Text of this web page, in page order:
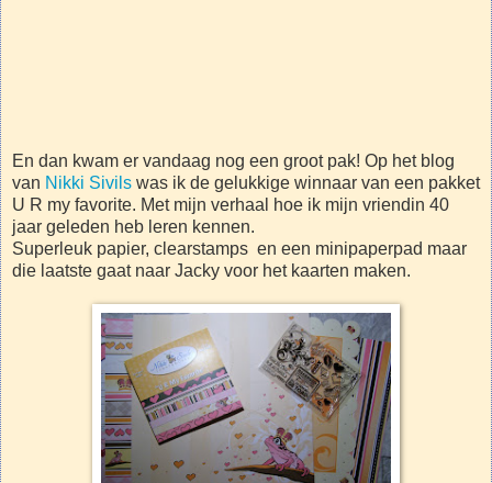
En dan kwam er vandaag nog een groot pak! Op het blog
van Nikki Sivils was ik de gelukkige winnaar van een pakket
U R my favorite. Met mijn verhaal hoe ik mijn vriendin 40
jaar geleden heb leren kennen.
Superleuk papier, clearstamps en een minipaperpad maar
die laatste gaat naar Jacky voor het kaarten maken.